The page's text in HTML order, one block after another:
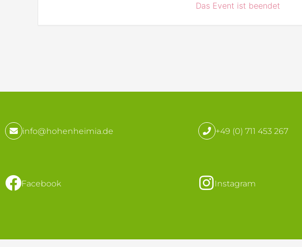
Das Event ist beendet
info@hohenheimia.de +49 (0) 711 453 267
Facebook Instagram